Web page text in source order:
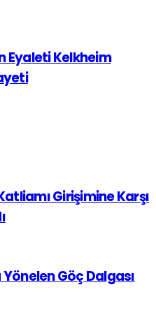
Eyaleti Kelkheim
Girişimine Karşı
Göç Dalgası